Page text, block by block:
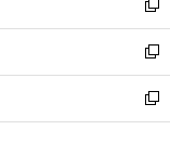
ド
ウ
で
開
く
ィ
ン
ド
ウ
で
開
い
ウ
ィ
ン
ド
ウ
新
し
い
ウ
ィ
ン
新
し
い
ウ
新
し